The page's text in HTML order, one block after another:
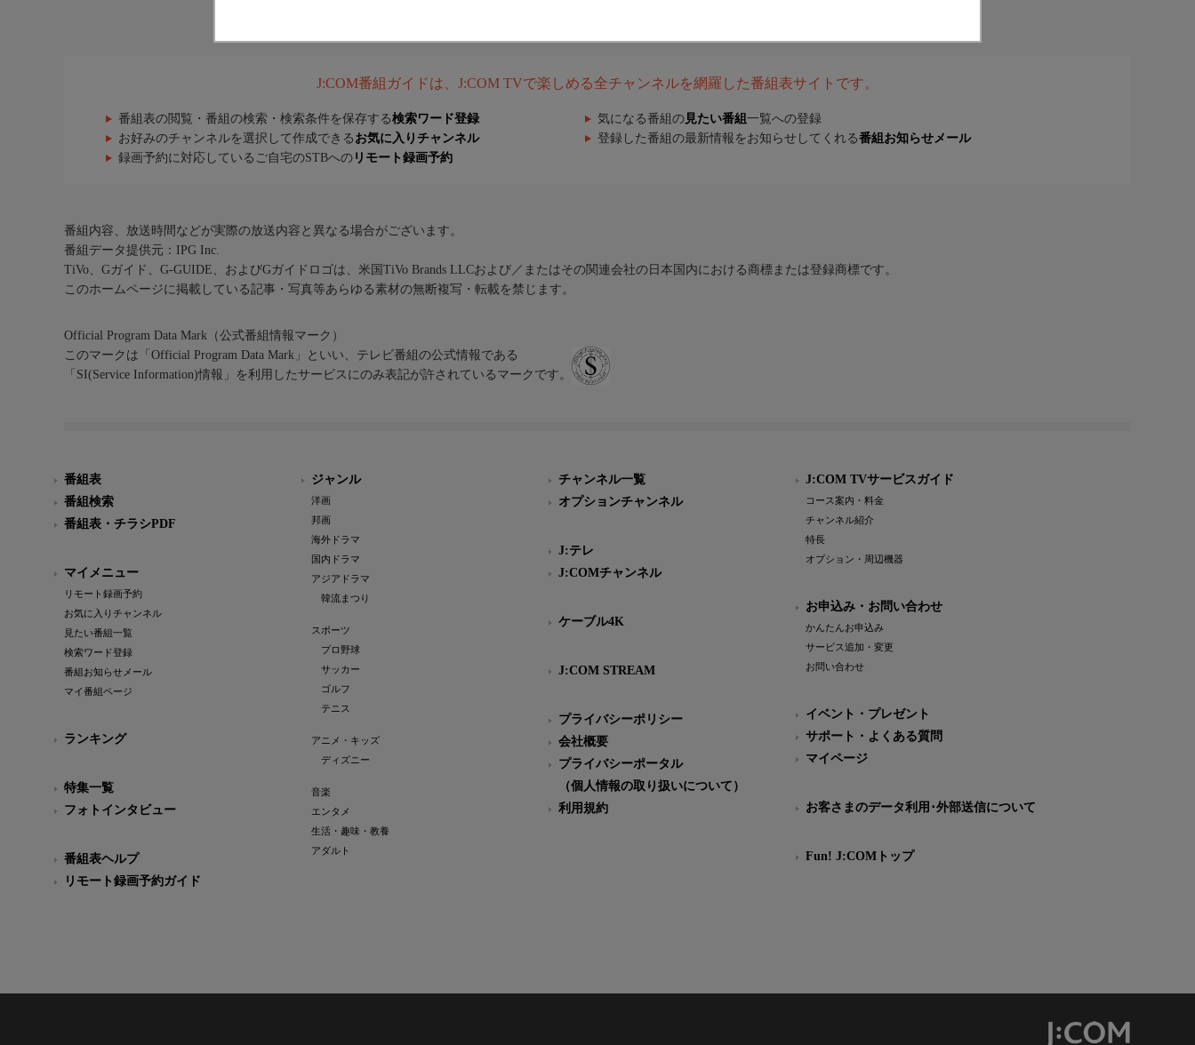
J:COM番組ガイドは、J:COM TVで楽しめる全チャンネルを網羅した番組表サイトです。
番組表の閲覧・番組の検索・検索条件を保存する検索ワード登録 気になる番組の 見たい番組 一覧への登録
お好みのチャンネルを選択して作成できる お気に入りチャンネル 登録した番組の最新情報をお知らせしてくれる番組お知らせメール
録画予約に対応しているご自宅のSTBへの リモート録画予約
番組内容、放送時間などが実際の放送内容と異なる場合がございます。
番組データ提供元：IPG Inc.
TiVo、Gガイド、G-GUIDE、およびGガイドロゴは、米国TiVo Brands LLCおよび／またはその関連会社の日本国内における商標または登録商標です。
このホームページに掲載している記事・写真等あらゆる素材の無断複写・転載を禁じます。
Official Program Data Mark（公式番組情報マーク）
このマークは「Official Program Data Mark」といい、テレビ番組の公式情報である
「SI(Service Information)情報」を利用したサービスにのみ表記が許されているマークです。
番組表
番組検索
番組表・チラシPDF
マイメニュー
リモート録画予約
お気に入りチャンネル
見たい番組一覧
検索ワード登録
番組お知らせメール
マイ番組ページ
ランキング
特集一覧
フォトインタビュー
番組表ヘルプ
リモート録画予約ガイド
ジャンル
洋画
邦画
海外ドラマ
国内ドラマ
アジアドラマ
韓流まつり
スポーツ
プロ野球
サッカー
ゴルフ
テニス
アニメ・キッズ
ディズニー
音楽
エンタメ
生活・趣味・教養
アダルト
チャンネル一覧
オプションチャンネル
J:テレ
J:COMチャンネル
ケーブル4K
J:COM STREAM
プライバシーポリシー
会社概要
プライバシーポータル
（個人情報の取り扱いについて）
利用規約
J:COM TVサービスガイド
コース案内・料金
チャンネル紹介
特長
オプション・周辺機器
お申込み・お問い合わせ
かんたんお申込み
サービス追加・変更
お問い合わせ
イベント・プレゼント
サポート・よくある質問
マイページ
お客さまのデータ利用･外部送信について
Fun! J:COMトップ